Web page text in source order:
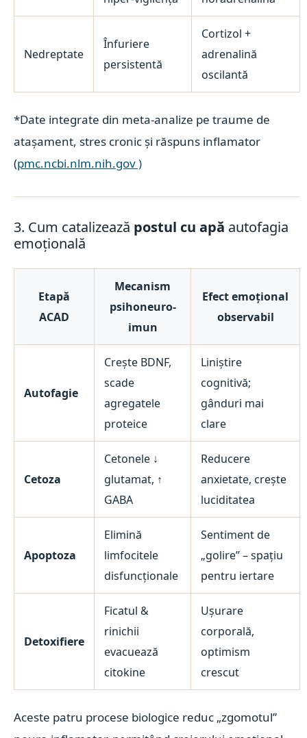
Nedreptate
Înfuriere
persistentă
Cortizol +
adrenalină
oscilantă
*Date integrate din meta-analize pe traume de
atașament, stres cronic și răspuns inflamator
(pmc.ncbi.nlm.nih.gov )
3. Cum catalizează postul cu apă autofagia
emoțională
Etapă
ACAD
Mecanism
psihoneuro-
imun
Efect emoțional
observabil
Autofagie
Crește BDNF,
scade
agregatele
proteice
Liniștire
cognitivă;
gânduri mai
clare
Cetoza
Cetonele ↓
glutamat, ↑
GABA
Reducere
anxietate, crește
luciditatea
Apoptoza
Elimină
limfocitele
disfuncționale
Sentiment de
„golire” – spațiu
pentru iertare
Detoxifiere
Ficatul &
rinichii
evacuează
citokine
Ușurare
corporală,
optimism
crescut
Aceste patru procese biologice reduc „zgomotul”